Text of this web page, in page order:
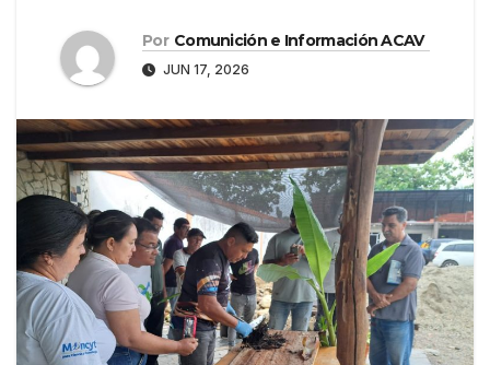
Por Comunición e Información ACAV
JUN 17, 2026